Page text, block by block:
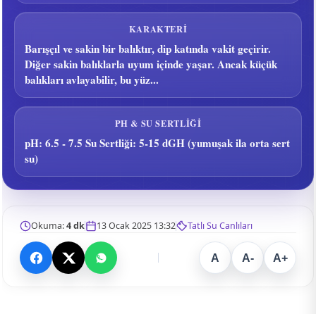
KARAKTERI
Barışçıl ve sakin bir balıktır, dip katında vakit geçirir.
Diğer sakin balıklarla uyum içinde yaşar. Ancak küçük
balıkları avlayabilir, bu yüz...
PH & SU SERTLIĞI
pH: 6.5 - 7.5 Su Sertliği: 5-15 dGH (yumuşak ila orta sert
su)
Okuma:4 dk 13 Ocak 2025 13:32 Tatlı Su Canlıları
A A- A+